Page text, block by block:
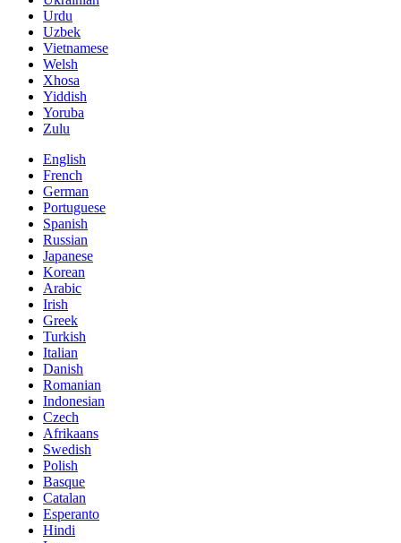
Urdu
Uzbek
Vietnamese
Welsh
Xhosa
Yiddish
Yoruba
Zulu
English
French
German
Portuguese
Spanish
Russian
Japanese
Korean
Arabic
Irish
Greek
Turkish
Italian
Danish
Romanian
Indonesian
Czech
Afrikaans
Swedish
Polish
Basque
Catalan
Esperanto
Hindi